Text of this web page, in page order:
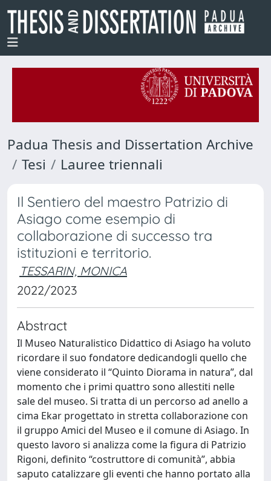
Padua Thesis and Dissertation Archive
Tesi
Lauree triennali
Il Sentiero del maestro Patrizio di
Asiago come esempio di
collaborazione di successo tra
istituzioni e territorio.
TESSARIN, MONICA
2022/2023
Abstract
Il Museo Naturalistico Didattico di Asiago ha voluto
ricordare il suo fondatore dedicandogli quello che
viene considerato il “Quinto Diorama in natura”, dal
momento che i primi quattro sono allestiti nelle
sale del museo. Si tratta di un percorso ad anello a
cima Ekar progettato in stretta collaborazione con
il gruppo Amici del Museo e il comune di Asiago. In
questo lavoro si analizza come la figura di Patrizio
Rigoni, definito “costruttore di comunità”, abbia
saputo catalizzare gli eventi che hanno portato alla